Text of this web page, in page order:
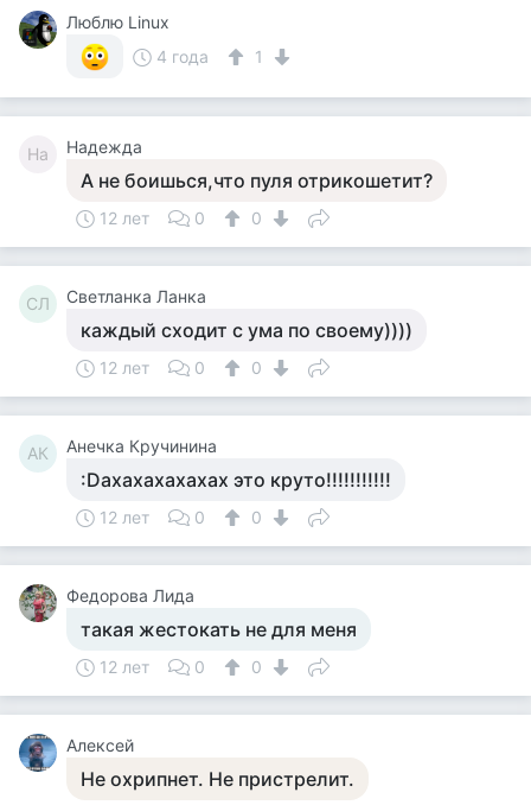
Люблю Linux
4 года
1
На Надежда
А не боишься,что пуля отрикошетит?
12 лет 0 0
СЛ Светланка Ланка
каждый сходит с ума по своему))))
12 лет 0 0
АК Анечка Кручинина
:Dахахахахахах это круто!!!!!!!!!!!
12 лет 0 0
Федорова Лида
такая жестокать не для меня
12 лет 0 0
Алексей
Не охрипнет. Не пристрелит.